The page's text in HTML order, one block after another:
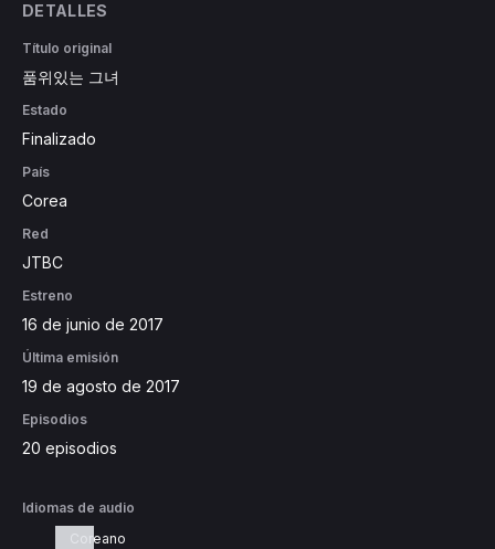
siendo amigas.
DETALLES
Título original
품위있는 그녀
Estado
Finalizado
País
Corea
Red
JTBC
Estreno
16 de junio de 2017
Última emisión
19 de agosto de 2017
Episodios
20 episodios
Idiomas de audio
Coreano